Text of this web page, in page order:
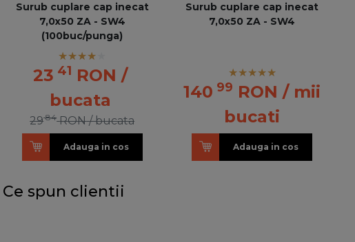
Surub cuplare cap inecat
7,0x50 ZA - SW4
(100buc/punga)
23 41 RON /
bucata
2984 RON / bucata
Adauga in cos
Surub cuplare cap inecat
7,0x50 ZA - SW4
140 99 RON / mii
bucati
Adauga in cos
Ce spun clientii